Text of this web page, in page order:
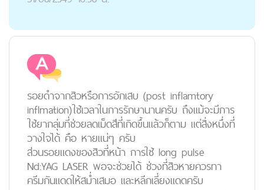
รอยดำจากสิวหรือการอักเสบ (post inflamtory
inflmation)ใช้เวลาในการรักษานานครับ ถึงแม้จะมีการ
ใช้ยากลุ่มที่ช่วยลดเม็ดสีที่เกิดขึ้นแล้วก็ตาม แต่สิ่งหนึ่งที่
วางใจได้ คือ หายแน่ๆ ครับ
ส่วนรอยแดงของสิวที่หน้า การใช้ long pulse
Nd:YAG LASER พอจะช่วยได้ ช่วงที่สิวหายควรทา
ครีมกันแดดให้สม่ำเสมอ และหลีกเลี่ยงแดดครับ